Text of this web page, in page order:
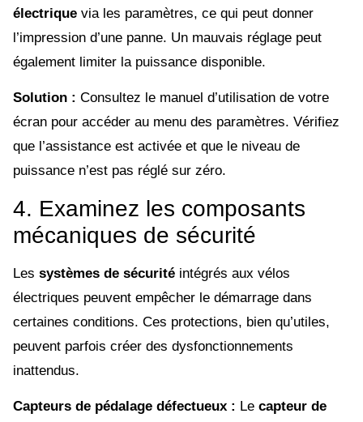
électrique via les paramètres, ce qui peut donner
l’impression d’une panne. Un mauvais réglage peut
également limiter la puissance disponible.
Solution : Consultez le manuel d’utilisation de votre
écran pour accéder au menu des paramètres. Vérifiez
que l’assistance est activée et que le niveau de
puissance n’est pas réglé sur zéro.
4. Examinez les composants
mécaniques de sécurité
Les systèmes de sécurité intégrés aux vélos
électriques peuvent empêcher le démarrage dans
certaines conditions. Ces protections, bien qu’utiles,
peuvent parfois créer des dysfonctionnements
inattendus.
Capteurs de pédalage défectueux : Le capteur de